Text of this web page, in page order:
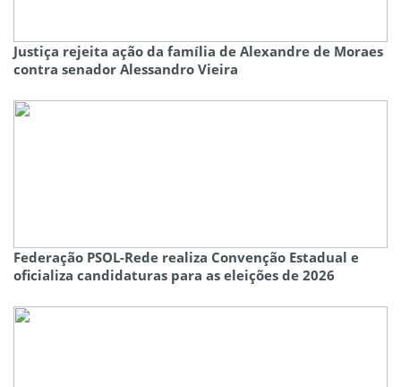
Justiça rejeita ação da família de Alexandre de Moraes
contra senador Alessandro Vieira
Federação PSOL-Rede realiza Convenção Estadual e
oficializa candidaturas para as eleições de 2026